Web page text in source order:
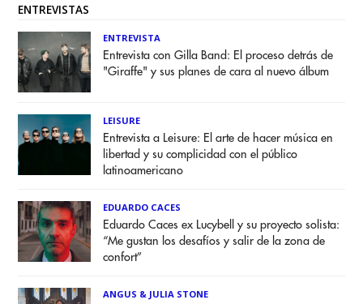
ENTREVISTAS
ENTREVISTA
Entrevista con Gilla Band: El proceso detrás de
"Giraffe" y sus planes de cara al nuevo álbum
LEISURE
Entrevista a Leisure: El arte de hacer música en
libertad y su complicidad con el público
latinoamericano
EDUARDO CACES
Eduardo Caces ex Lucybell y su proyecto solista:
“Me gustan los desafíos y salir de la zona de
confort”
ANGUS & JULIA STONE